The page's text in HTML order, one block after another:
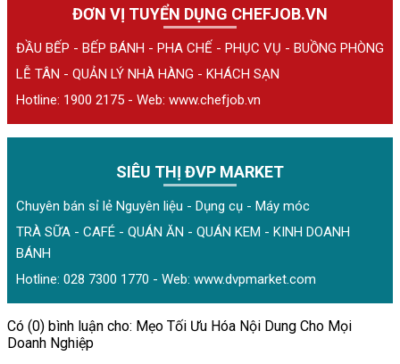
ĐƠN VỊ TUYỂN DỤNG CHEFJOB.VN
ĐẦU BẾP - BẾP BÁNH - PHA CHẾ - PHỤC VỤ - BUỒNG PHÒNG
LỄ TÂN - QUẢN LÝ NHÀ HÀNG - KHÁCH SẠN
Hotline: 1900 2175 - Web: www.chefjob.vn
SIÊU THỊ ĐVP MARKET
Chuyên bán sỉ lẻ Nguyên liệu - Dụng cụ - Máy móc
TRÀ SỮA - CAFÉ - QUÁN ĂN - QUÁN KEM - KINH DOANH
BÁNH
Hotline: 028 7300 1770 - Web: www.dvpmarket.com
Có (0) bình luận cho: Mẹo Tối Ưu Hóa Nội Dung Cho Mọi
Doanh Nghiệp